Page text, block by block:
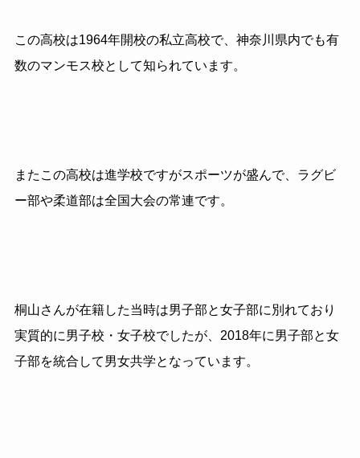
この高校は1964年開校の私立高校で、神奈川県内でも有
数のマンモス校として知られています。
またこの高校は進学校ですがスポーツが盛んで、ラグビ
ー部や柔道部は全国大会の常連です。
桐山さんが在籍した当時は男子部と女子部に別れており
実質的に男子校・女子校でしたが、 2018年に男子部と女
子部を統合して男女共学となっています。